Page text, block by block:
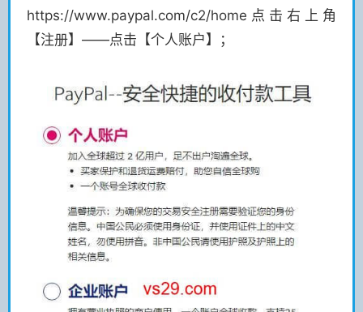
https://www.paypal.com/c2/home点击右上角
【注册】——点击【个人账户】；